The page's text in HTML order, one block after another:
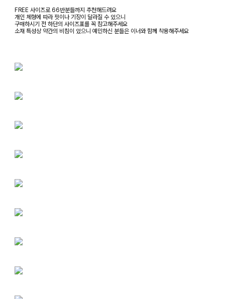
FREE 사이즈로 66반분들까지 추천해드려요
개인 체형에 따라 핏이나 기장이 달라질 수 있으니
구매하시기 전 하단의 사이즈표를 꼭 참고해주세요
소재 특성상 약간의 비침이 있으니 예민하신 분들은 이너와 함께 착용해주세요